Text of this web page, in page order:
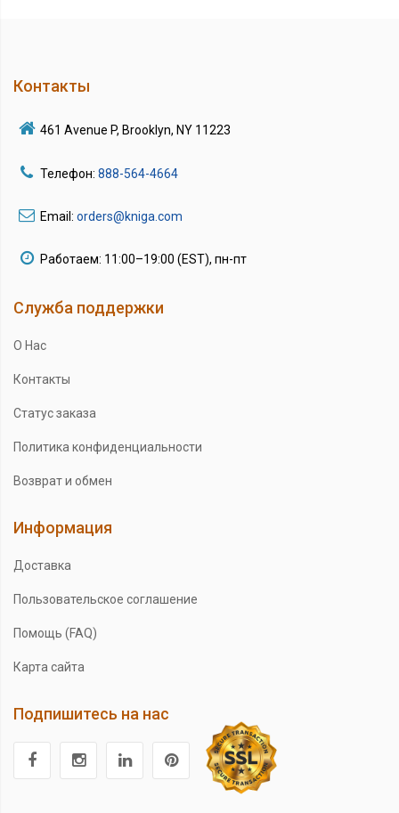
Контакты
461 Avenue P, Brooklyn, NY 11223
Телефон: 888-564-4664
Email: orders@kniga.com
Работаем: 11:00–19:00 (EST), пн-пт
Служба поддержки
О Нас
Контакты
Статус заказа
Политика конфиденциальности
Возврат и обмен
Информация
Доставка
Пользовательское соглашение
Помощь (FAQ)
Карта сайта
Подпишитесь на нас